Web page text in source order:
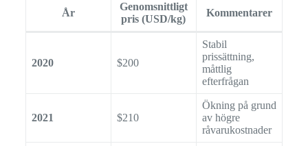
År
Genomsnittligt
pris (USD/kg)
Kommentarer
2020 $200
Stabil
prissättning,
måttlig
efterfrågan
2021 $210
Ökning på grund
av högre
råvarukostnader